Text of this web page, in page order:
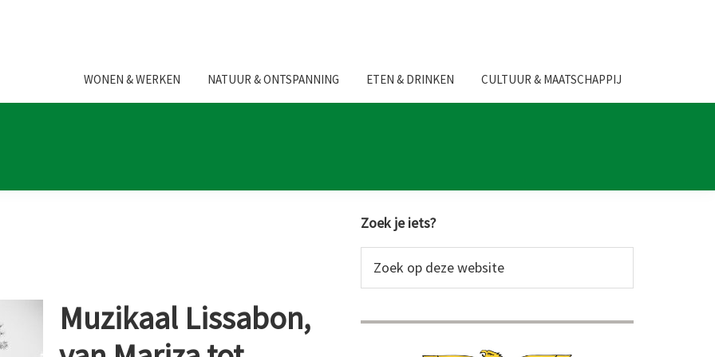
WONEN & WERKEN NATUUR & ONTSPANNING ETEN & DRINKEN CULTUUR & MAATSCHAPPIJ
Muzikaal Lissabon,
Primaire
Sidebar
Zoek je iets?
op
website